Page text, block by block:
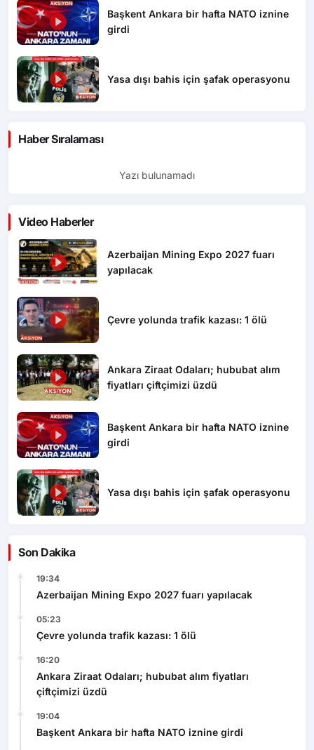
Başkent Ankara bir hafta NATO iznine
girdi
Yasa dışı bahis için şafak operasyonu
Haber Sıralaması
Yazı bulunamadı
Video Haberler
Azerbaijan Mining Expo 2027 fuarı
yapılacak
Çevre yolunda trafik kazası: 1 ölü
Ankara Ziraat Odaları; hububat alım
fiyatları çiftçimizi üzdü
Başkent Ankara bir hafta NATO iznine
girdi
Yasa dışı bahis için şafak operasyonu
Son Dakika
19:34
Azerbaijan Mining Expo 2027 fuarı yapılacak
05:23
Çevre yolunda trafik kazası: 1 ölü
16:20
Ankara Ziraat Odaları; hububat alım fiyatları
çiftçimizi üzdü
19:04
Başkent Ankara bir hafta NATO iznine girdi